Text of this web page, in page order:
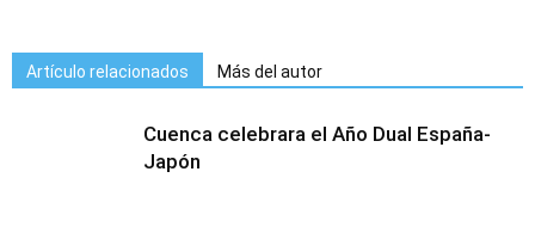
Artículo relacionados Más del autor
Cuenca celebrara el Año Dual España-
Japón